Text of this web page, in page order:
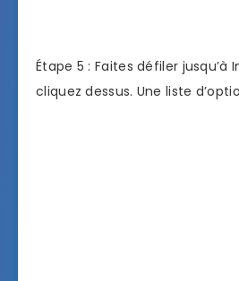
Étape 5 : Faites défiler jusqu’à
cliquez dessus. Une liste